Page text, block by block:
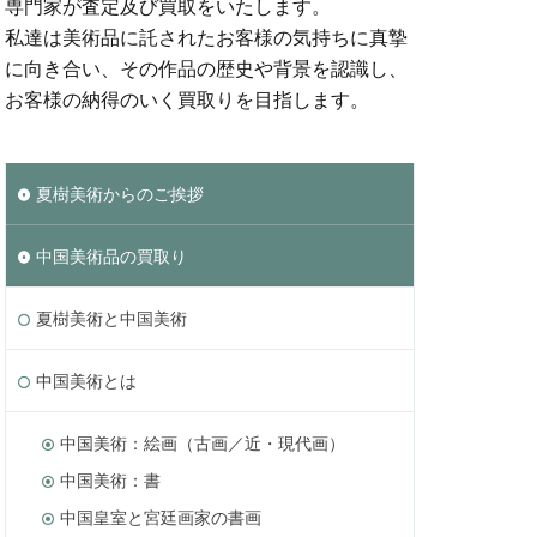
専門家が査定及び買取をいたします。
私達は美術品に託されたお客様の気持ちに真摯
に向き合い、その作品の歴史や背景を認識し、
お客様の納得のいく買取りを目指します。
夏樹美術からのご挨拶
中国美術品の買取り
夏樹美術と中国美術
中国美術とは
中国美術：絵画（古画／近・現代画）
中国美術：書
中国皇室と宮廷画家の書画